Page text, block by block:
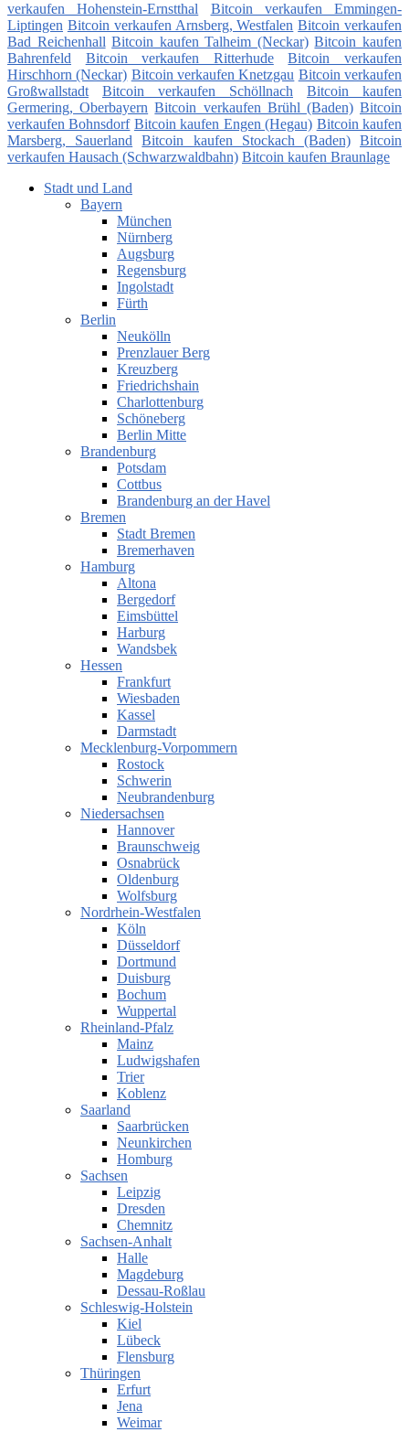
verkaufen Hohenstein-Ernstthal
Bitcoin verkaufen Emmingen-
Liptingen Bitcoin verkaufen Arnsberg, Westfalen Bitcoin verkaufen
Bad Reichenhall Bitcoin kaufen Talheim (Neckar) Bitcoin kaufen
Bahrenfeld
Bitcoin verkaufen Ritterhude
Bitcoin verkaufen
Hirschhorn (Neckar) Bitcoin verkaufen Knetzgau Bitcoin verkaufen
Großwallstadt
Bitcoin verkaufen Schöllnach
Bitcoin kaufen
Germering, Oberbayern Bitcoin verkaufen Brühl (Baden) Bitcoin
verkaufen Bohnsdorf Bitcoin kaufen Engen (Hegau) Bitcoin kaufen
Marsberg, Sauerland
Bitcoin kaufen Stockach (Baden) Bitcoin
verkaufen Hausach (Schwarzwaldbahn) Bitcoin kaufen Braunlage
Stadt und Land
Bayern
München
Nürnberg
Augsburg
Regensburg
Ingolstadt
Fürth
Berlin
Neukölln
Prenzlauer Berg
Kreuzberg
Friedrichshain
Charlottenburg
Schöneberg
Berlin Mitte
Brandenburg
Potsdam
Cottbus
Brandenburg an der Havel
Bremen
Stadt Bremen
Bremerhaven
Hamburg
Altona
Bergedorf
Eimsbüttel
Harburg
Wandsbek
Hessen
Frankfurt
Wiesbaden
Kassel
Darmstadt
Mecklenburg-Vorpommern
Rostock
Schwerin
Neubrandenburg
Niedersachsen
Hannover
Braunschweig
Osnabrück
Oldenburg
Wolfsburg
Nordrhein-Westfalen
Köln
Düsseldorf
Dortmund
Duisburg
Bochum
Wuppertal
Rheinland-Pfalz
Mainz
Ludwigshafen
Trier
Koblenz
Saarland
Saarbrücken
Neunkirchen
Homburg
Sachsen
Leipzig
Dresden
Chemnitz
Sachsen-Anhalt
Halle
Magdeburg
Dessau-Roßlau
Schleswig-Holstein
Kiel
Lübeck
Flensburg
Thüringen
Erfurt
Jena
Weimar